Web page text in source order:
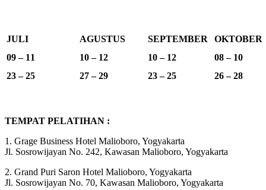
JULI AGUSTUS SEPTEMBER
OKTOBER
09 – 11
10 – 12 10 – 12
08 – 10
23 – 25
27 – 29 23 – 25 26 – 28
TEMPAT PELATIHAN :
1. Grage Business Hotel Malioboro, Yogyakarta
Jl. Sosrowijayan No. 242, Kawasan Malioboro, Yogyakarta
2. Grand Puri Saron Hotel Malioboro, Yogyakarta
Jl. Sosrowijayan No. 70, Kawasan Malioboro, Yogyakarta